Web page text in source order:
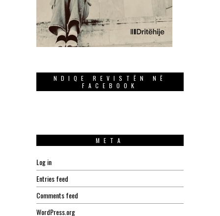
NDIQE REVISTËN NË
FACEBOOK
META
Log in
Entries feed
Comments feed
WordPress.org